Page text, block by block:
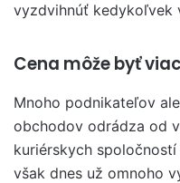
vyzdvihnúť kedykoľvek
Cena môže byť
Mnoho podnikateľov
obchodov odrádza od
kuriérskych
však dnes už omnoho